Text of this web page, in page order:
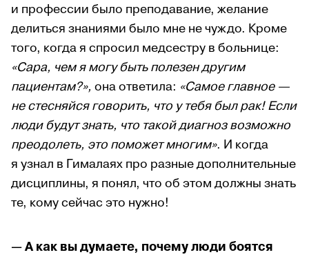
и профессии было преподавание, желание
делиться знаниями было мне не чуждо. Кроме
того, когда я спросил медсестру в больнице:
«Сара, чем я могу быть полезен другим
пациентам?», она ответила: «Самое главное —
не стесняйся говорить, что у тебя был рак! Если
люди будут знать, что такой диагноз возможно
преодолеть, это поможет многим». И когда
я узнал в Гималаях про разные дополнительные
дисциплины, я понял, что об этом должны знать
те, кому сейчас это нужно!
— А как вы думаете, почему люди боятся